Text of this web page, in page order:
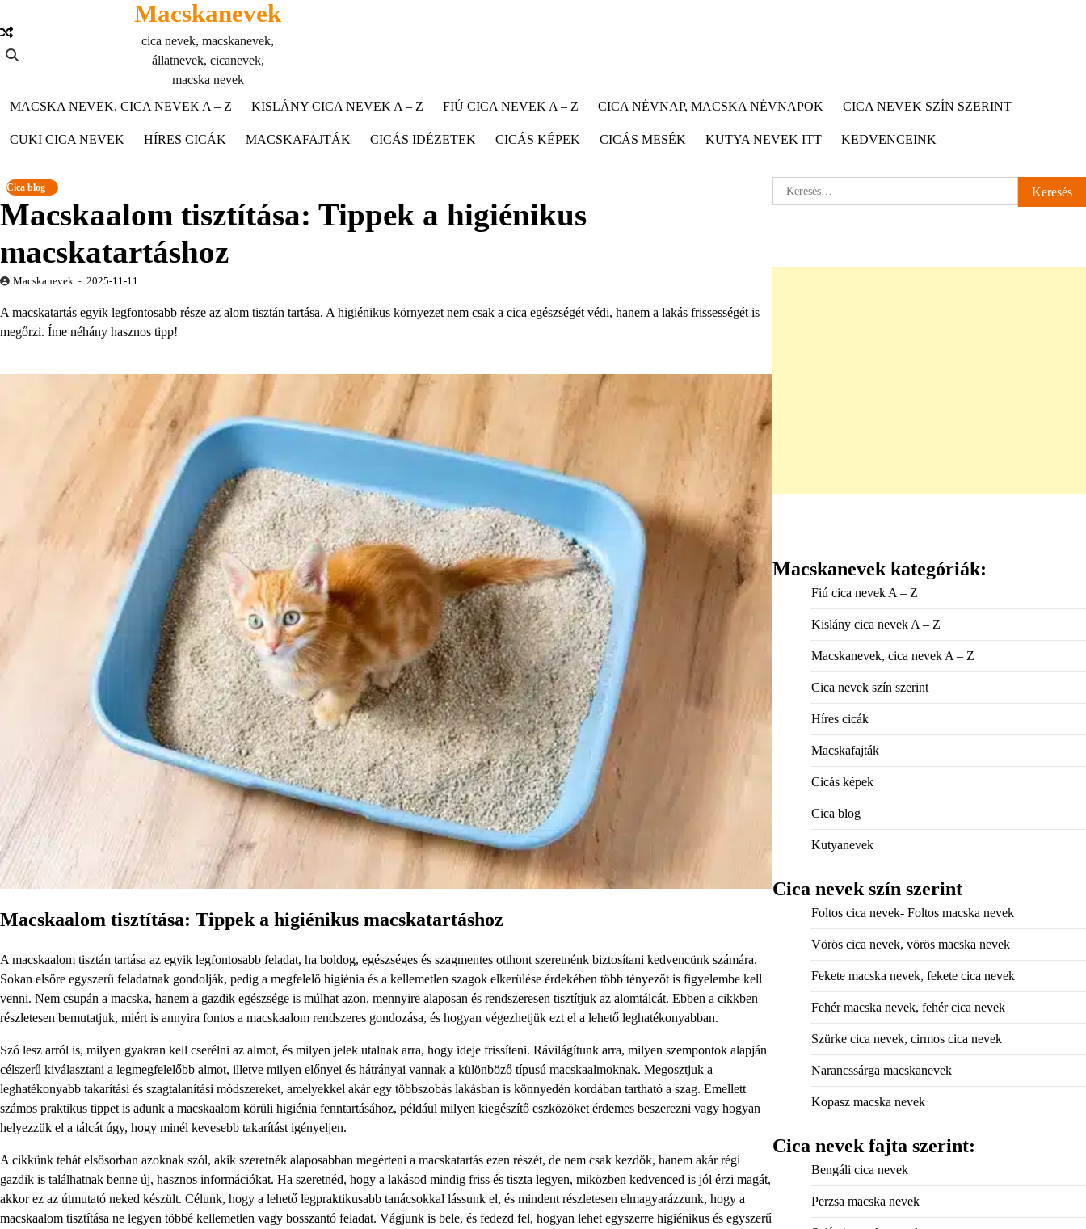
to
content
Macskanevek
cica nevek, macskanevek,
állatnevek, cicanevek,
macska nevek
MACSKA NEVEK, CICA NEVEK A – Z
KISLÁNY CICA NEVEK A – Z FIÚ CICA NEVEK A – Z CICA NÉVNAP, MACSKA NÉVNAPOK CICA NEVEK SZÍN SZERINT
CUKI CICA NEVEK HÍRES CICÁK MACSKAFAJTÁK CICÁS IDÉZETEK CICÁS KÉPEK CICÁS MESÉK KUTYA NEVEK ITT KEDVENCEINK
Cica blog
Macskaalom tisztítása: Tippek a higiénikus
macskatartáshoz
Macskanevek 2025-11-11
A macskatartás egyik legfontosabb része az alom tisztán tartása. A higiénikus környezet nem csak a cica egészségét védi, hanem a lakás frissességét is
megőrzi. Íme néhány hasznos tipp!
Macskaalom tisztítása: Tippek a higiénikus macskatartáshoz
A macskaalom tisztán tartása az egyik legfontosabb feladat, ha boldog, egészséges és szagmentes otthont szeretnénk biztosítani kedvencünk számára.
Sokan elsőre egyszerű feladatnak gondolják, pedig a megfelelő higiénia és a kellemetlen szagok elkerülése érdekében több tényezőt is figyelembe kell
venni. Nem csupán a macska, hanem a gazdik egészsége is múlhat azon, mennyire alaposan és rendszeresen tisztítjuk az alomtálcát. Ebben a cikkben
részletesen bemutatjuk, miért is annyira fontos a macskaalom rendszeres gondozása, és hogyan végezhetjük ezt el a lehető leghatékonyabban.
Szó lesz arról is, milyen gyakran kell cserélni az almot, és milyen jelek utalnak arra, hogy ideje frissíteni. Rávilágítunk arra, milyen szempontok alapján
célszerű kiválasztani a legmegfelelőbb almot, illetve milyen előnyei és hátrányai vannak a különböző típusú macskaalmoknak. Megosztjuk a
leghatékonyabb takarítási és szagtalanítási módszereket, amelyekkel akár egy többszobás lakásban is könnyedén kordában tartható a szag. Emellett
számos praktikus tippet is adunk a macskaalom körüli higiénia fenntartásához, például milyen kiegészítő eszközöket érdemes beszerezni vagy hogyan
helyezzük el a tálcát úgy, hogy minél kevesebb takarítást igényeljen.
A cikkünk tehát elsősorban azoknak szól, akik szeretnék alaposabban megérteni a macskatartás ezen részét, de nem csak kezdők, hanem akár régi
gazdik is találhatnak benne új, hasznos információkat. Ha szeretnéd, hogy a lakásod mindig friss és tiszta legyen, miközben kedvenced is jól érzi magát,
akkor ez az útmutató neked készült. Célunk, hogy a lehető legpraktikusabb tanácsokkal lássunk el, és mindent részletesen elmagyarázzunk, hogy a
macskaalom tisztítása ne legyen többé kellemetlen vagy bosszantó feladat. Vágjunk is bele, és fedezd fel, hogyan lehet egyszerre higiénikus és egyszerű
Keresés:
Macskanevek kategóriák:
Fiú cica nevek A – Z
Kislány cica nevek A – Z
Macskanevek, cica nevek A – Z
Cica nevek szín szerint
Híres cicák
Macskafajták
Cicás képek
Cica blog
Kutyanevek
Cica nevek szín szerint
Foltos cica nevek- Foltos macska nevek
Vörös cica nevek, vörös macska nevek
Fekete macska nevek, fekete cica nevek
Fehér macska nevek, fehér cica nevek
Szürke cica nevek, cirmos cica nevek
Narancssárga macskanevek
Kopasz macska nevek
Cica nevek fajta szerint:
Bengáli cica nevek
Perzsa macska nevek